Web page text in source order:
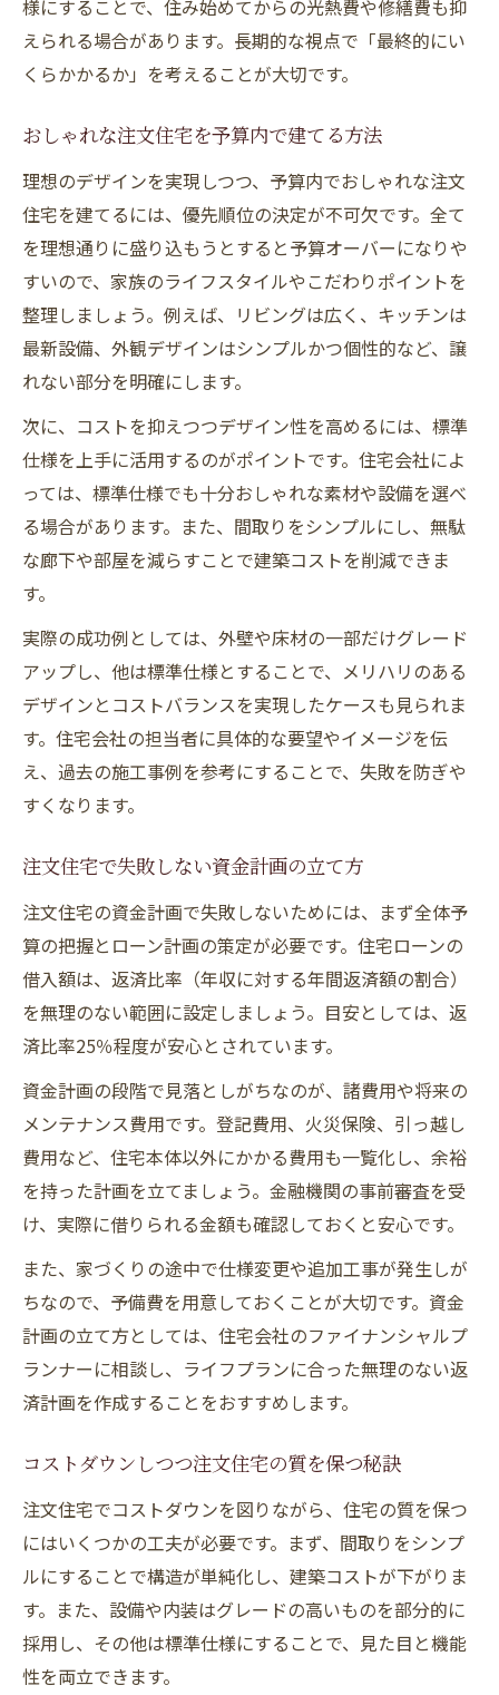
様にすることで、住み始めてからの光熱費や修繕費も抑
えられる場合があります。長期的な視点で「最終的にい
くらかかるか」を考えることが大切です。
おしゃれな注文住宅を予算内で建てる方法
理想のデザインを実現しつつ、予算内でおしゃれな注文
住宅を建てるには、優先順位の決定が不可欠です。全て
を理想通りに盛り込もうとすると予算オーバーになりや
すいので、家族のライフスタイルやこだわりポイントを
整理しましょう。例えば、リビングは広く、キッチンは
最新設備、外観デザインはシンプルかつ個性的など、譲
れない部分を明確にします。
次に、コストを抑えつつデザイン性を高めるには、標準
仕様を上手に活用するのがポイントです。住宅会社によ
っては、標準仕様でも十分おしゃれな素材や設備を選べ
る場合があります。また、間取りをシンプルにし、無駄
な廊下や部屋を減らすことで建築コストを削減できま
す。
実際の成功例としては、外壁や床材の一部だけグレード
アップし、他は標準仕様とすることで、メリハリのある
デザインとコストバランスを実現したケースも見られま
す。住宅会社の担当者に具体的な要望やイメージを伝
え、過去の施工事例を参考にすることで、失敗を防ぎや
すくなります。
注文住宅で失敗しない資金計画の立て方
注文住宅の資金計画で失敗しないためには、まず全体予
算の把握とローン計画の策定が必要です。住宅ローンの
借入額は、返済比率（年収に対する年間返済額の割合）
を無理のない範囲に設定しましょう。目安としては、返
済比率25％程度が安心とされています。
資金計画の段階で見落としがちなのが、諸費用や将来の
メンテナンス費用です。登記費用、火災保険、引っ越し
費用など、住宅本体以外にかかる費用も一覧化し、余裕
を持った計画を立てましょう。金融機関の事前審査を受
け、実際に借りられる金額も確認しておくと安心です。
また、家づくりの途中で仕様変更や追加工事が発生しが
ちなので、予備費を用意しておくことが大切です。資金
計画の立て方としては、住宅会社のファイナンシャルプ
ランナーに相談し、ライフプランに合った無理のない返
済計画を作成することをおすすめします。
コストダウンしつつ注文住宅の質を保つ秘訣
注文住宅でコストダウンを図りながら、住宅の質を保つ
にはいくつかの工夫が必要です。まず、間取りをシンプ
ルにすることで構造が単純化し、建築コストが下がりま
す。また、設備や内装はグレードの高いものを部分的に
採用し、その他は標準仕様にすることで、見た目と機能
性を両立できます。